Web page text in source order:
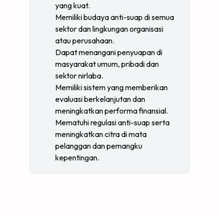
yang kuat.
Memiliki budaya anti-suap di semua
sektor dan lingkungan organisasi
atau perusahaan.
Dapat menangani penyuapan di
masyarakat umum, pribadi dan
sektor nirlaba.
Memiliki sistem yang memberikan
evaluasi berkelanjutan dan
meningkatkan performa finansial.
Mematuhi regulasi anti-suap serta
meningkatkan citra di mata
pelanggan dan pemangku
kepentingan.